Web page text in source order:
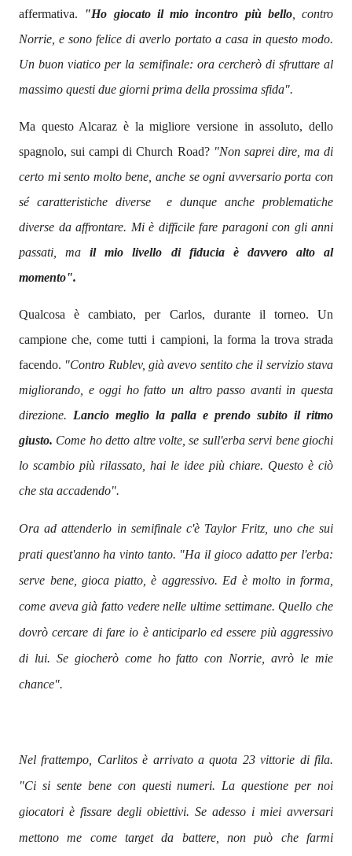
affermativa.
"Ho giocato il mio incontro più bello, contro
Norrie, e sono felice di averlo portato a casa in questo modo.
Un buon viatico per la semifinale: ora cercherò di sfruttare al
massimo questi due giorni prima della prossima sfida".
Ma questo Alcaraz è la migliore versione in assoluto, dello
spagnolo, sui campi di Church Road? "Non saprei dire, ma di
certo mi sento molto bene, anche se ogni avversario porta con
sé caratteristiche diverse e dunque anche problematiche
diverse da affrontare. Mi è difficile fare paragoni con gli anni
passati, mail mio livello di fiducia è davvero alto al
momento".
Qualcosa è cambiato, per Carlos, durante il torneo. Un
campione che, come tutti i campioni, la forma la trova strada
facendo. "Contro Rublev, già avevo sentito che il servizio stava
migliorando, e oggi ho fatto un altro passo avanti in questa
direzione. Lancio meglio la palla e prendo subito il ritmo
giusto. Come ho detto altre volte, se sull'erba servi bene giochi
lo scambio più rilassato, hai le idee più chiare. Questo è ciò
che sta accadendo".
Ora ad attenderlo in semifinale c'è Taylor Fritz, uno che sui
prati quest'anno ha vinto tanto. "Ha il gioco adatto per l'erba:
serve bene, gioca piatto, è aggressivo. Ed è molto in forma,
come aveva già fatto vedere nelle ultime settimane. Quello che
dovrò cercare di fare io è anticiparlo ed essere più aggressivo
di lui. Se giocherò come ho fatto con Norrie, avrò le mie
chance".
Nel frattempo, Carlitos è arrivato a quota 23 vittorie di fila.
"Ci si sente bene con questi numeri. La questione per noi
giocatori è fissare degli obiettivi. Se adesso i miei avversari
mettono me come target da battere, non può che farmi